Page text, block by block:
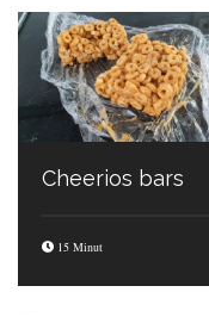
Cheerios bars
15 Minut